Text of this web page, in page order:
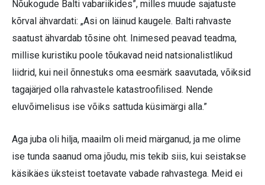
Nõukogude Balti vabariikides”, milles muude sajatuste
kõrval ähvardati: „Asi on läinud kaugele. Balti rahvaste
saatust ähvardab tõsine oht. Inimesed peavad teadma,
millise kuristiku poole tõukavad neid natsionalistlikud
liidrid, kui neil õnnestuks oma eesmärk saavutada, võiksid
tagajärjed olla rahvastele katastroofilised. Nende
eluvõimelisus ise võiks sattuda küsimärgi alla.”
Aga juba oli hilja, maailm oli meid märganud, ja me olime
ise tunda saanud oma jõudu, mis tekib siis, kui seistakse
käsikäes üksteist toetavate vabade rahvastega. Meid ei